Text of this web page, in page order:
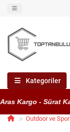
Kategoriler
Kargo - Sürat
Outdoor ve Spor